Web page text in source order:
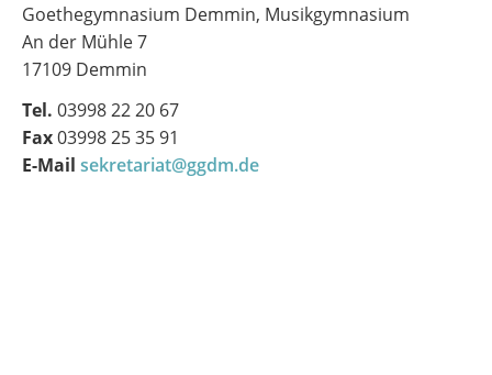
Goethegymnasium Demmin, Musikgymnasium
An der Mühle 7
17109 Demmin
Tel. 03998 22 20 67
Fax03998 25 35 91
E-Mail sekretariat@ggdm.de